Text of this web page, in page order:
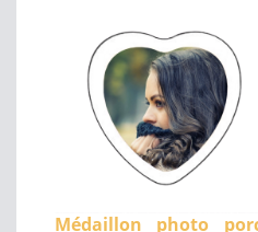
Médaillon photo